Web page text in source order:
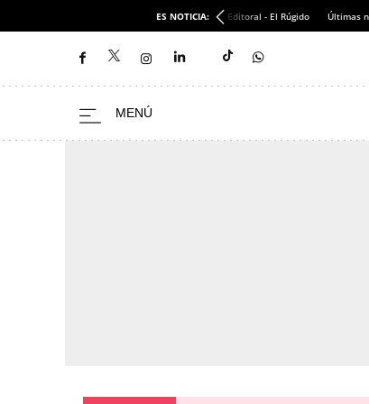
ES NOTICIA: Editoral - El Rúgido Últimas